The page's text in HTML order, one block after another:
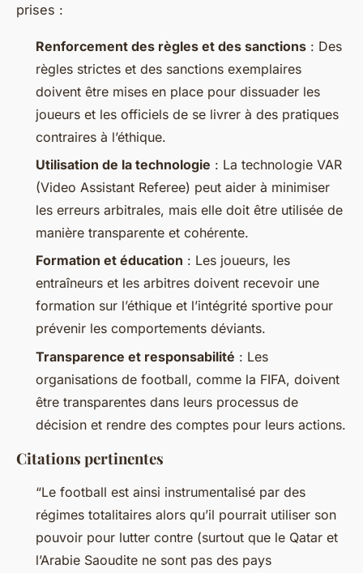
prises :
Renforcement des règles et des sanctions : Des
règles strictes et des sanctions exemplaires
doivent être mises en place pour dissuader les
joueurs et les officiels de se livrer à des pratiques
contraires à l’éthique.
Utilisation de la technologie : La technologie VAR
(Video Assistant Referee) peut aider à minimiser
les erreurs arbitrales, mais elle doit être utilisée de
manière transparente et cohérente.
Formation et éducation : Les joueurs, les
entraîneurs et les arbitres doivent recevoir une
formation sur l’éthique et l’intégrité sportive pour
prévenir les comportements déviants.
Transparence et responsabilité : Les
organisations de football, comme la FIFA, doivent
être transparentes dans leurs processus de
décision et rendre des comptes pour leurs actions.
Citations pertinentes
“Le football est ainsi instrumentalisé par des
régimes totalitaires alors qu’il pourrait utiliser son
pouvoir pour lutter contre (surtout que le Qatar et
l’Arabie Saoudite ne sont pas des pays